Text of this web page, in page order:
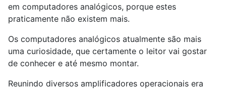
em computadores analógicos, porque estes
praticamente não existem mais.
Os computadores analógicos atualmente são mais
uma curiosidade, que certamente o leitor vai gostar
de conhecer e até mesmo montar.
Reunindo diversos amplificadores operacionais era